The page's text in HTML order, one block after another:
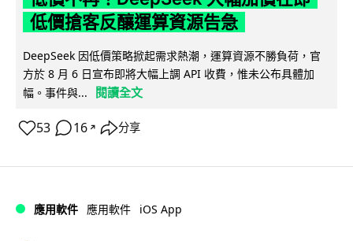
低價搶客反釀運算資源告急
DeepSeek 因低價策略掀起需求熱潮，運算資源不勝負荷，官
方於 8 月 6 日宣布即將大幅上調 API 收費，惟未公布具體加
幅。事件與...
閱讀全文
53 16 ↗ 分享
應用軟件 應用軟件 iOS App